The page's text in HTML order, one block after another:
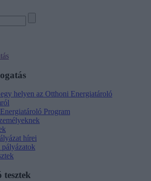
helyen az Otthoni Energiatároló
Program
hírei